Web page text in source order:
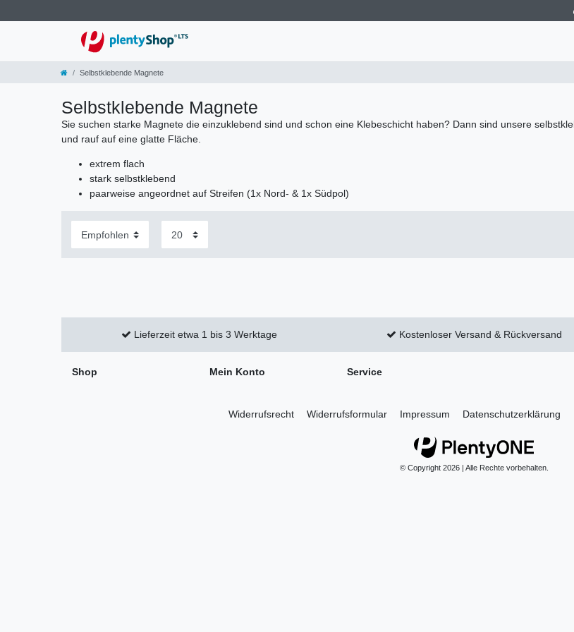
Selbstklebende Magnete
Selbstklebende Magnete
Sie suchen starke Magnete die einzuklebend sind und schon eine Klebeschicht haben? Dann sind unsere
und rauf auf eine glatte Fläche.
extrem flach
stark selbstklebend
paarweise angeordnet auf Streifen (1x Nord- & 1x Südpol)
Lieferzeit etwa 1 bis 3 Werktage Kostenloser Versand & Rückversand
Shop Mein Konto Service
Widerrufs­recht Widerrufs­formular Impressum Daten­schutz­erklärung
© Copyright 2026 | Alle Rechte vorbehalten.